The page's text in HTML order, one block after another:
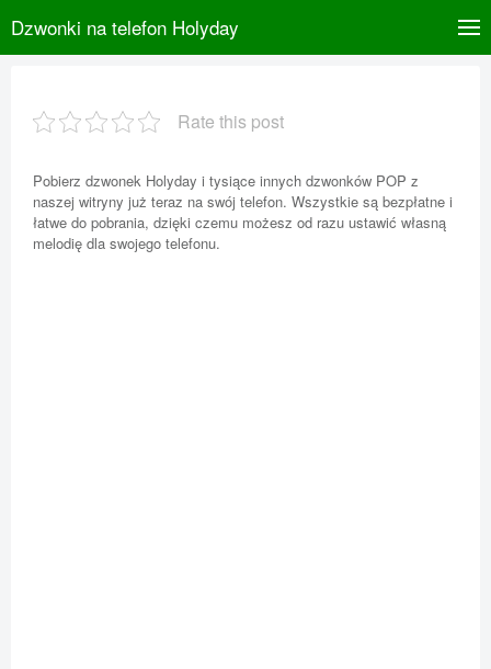
Dzwonki na telefon Holyday
Rate this post
Pobierz dzwonek Holyday i tysiące innych dzwonków POP z
naszej witryny już teraz na swój telefon. Wszystkie są bezpłatne i
łatwe do pobrania, dzięki czemu możesz od razu ustawić własną
melodię dla swojego telefonu.